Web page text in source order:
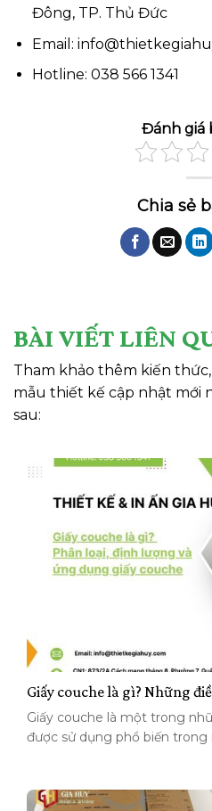
Đông, TP. Thủ Đức
Email:
Hotline: 038 566 1341
Đánh giá
BÀI VIẾT LIÊN
Tham khảo thêm kiến
mẫu thiết kế cập nhật mới
sau:
Giấy couche là gì? Những
Giấy couche là một trong
được sử dụng phổ biến trong